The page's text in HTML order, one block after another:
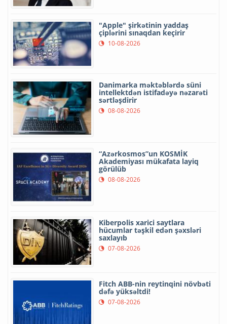
"Apple" şirkətinin yaddaş
çiplərini sınaqdan keçirir
10-08-2026
Danimarka məktəblərdə süni
intellektdən istifadəyə nəzarəti
sərtləşdirir
08-08-2026
“Azərkosmos”un KOSMİK
Akademiyası mükafata layiq
görülüb
08-08-2026
Kiberpolis xarici saytlara
hücumlar təşkil edən şəxsləri
saxlayıb
07-08-2026
Fitch ABB-nin reytinqini növbəti
dəfə yüksəltdi!
07-08-2026